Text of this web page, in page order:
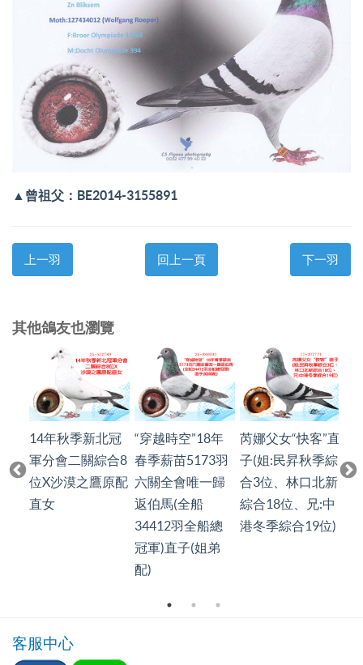
▲ 曾祖父：BE2014-3155891
上一羽 回上一頁 下一羽
其他鴿友也瀏覽
、
14年秋季新北冠
軍分會二關綜合8
位X沙漠之鷹原配
直女
“穿越時空”18年
春季薪苗5173羽
六關全會唯一歸
返伯馬(全船
34412羽全船總
冠軍)直子(姐弟
配)
芮娜父女“快客”直
子(姐:民昇秋季綜
合3位、林口北新
綜合18位、兄:中
港冬季綜合19位)
舍
客服中心